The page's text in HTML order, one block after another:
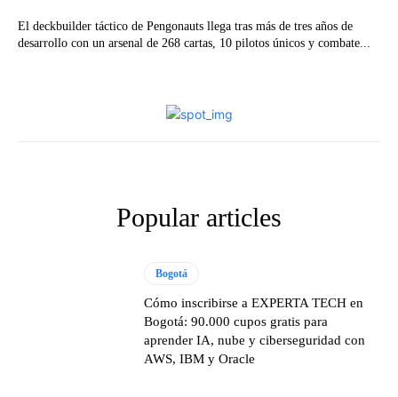
El deckbuilder táctico de Pengonauts llega tras más de tres años de
desarrollo con un arsenal de 268 cartas, 10 pilotos únicos y combate...
Popular articles
Bogotá
Cómo inscribirse a EXPERTA TECH en
Bogotá: 90.000 cupos gratis para
aprender IA, nube y ciberseguridad con
AWS, IBM y Oracle